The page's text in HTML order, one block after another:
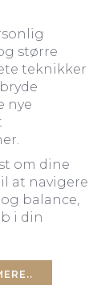
større
teknikker
nye
om dine
at navigere
balance,
i din